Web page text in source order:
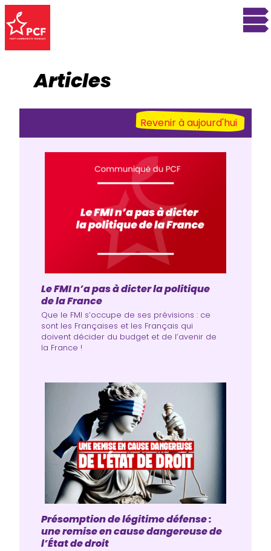
Articles
Revenir à aujourd'hui
Le FMI n’a pas à dicter la politique
de la France
Que le FMI s’occupe de ses prévisions : ce
sont les Françaises et les Français qui
doivent décider du budget et de l’avenir de
la France !
Présomption de légitime défense :
une remise en cause dangereuse de
l’État de droit